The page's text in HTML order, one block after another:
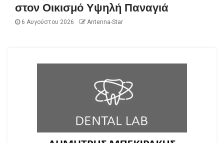
στον Οικισμό Υψηλή Παναγιά
6 Αυγούστου 2026 Antenna-Star